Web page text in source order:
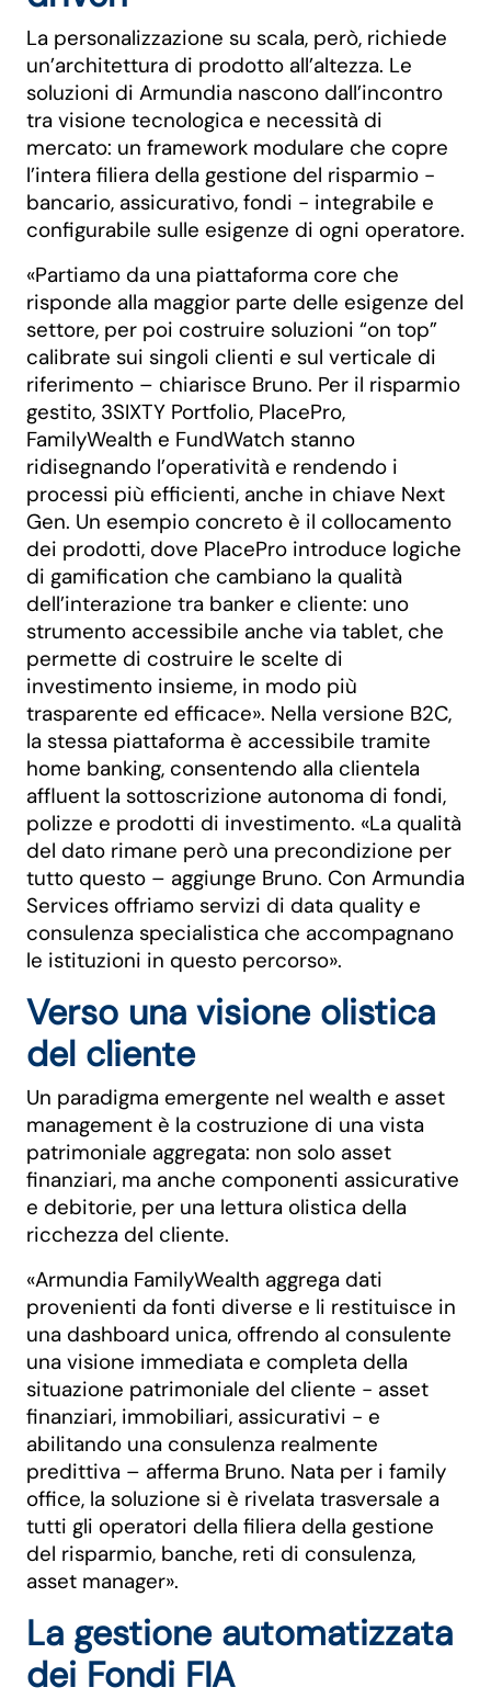
La personalizzazione su scala, però, richiede
un’architettura di prodotto all’altezza. Le
soluzioni di Armundia nascono dall’incontro
tra visione tecnologica e necessità di
mercato: un framework modulare che copre
l’intera filiera della gestione del risparmio -
bancario, assicurativo, fondi - integrabile e
configurabile sulle esigenze di ogni operatore.
«Partiamo da una piattaforma core che
risponde alla maggior parte delle esigenze del
settore, per poi costruire soluzioni “on top”
calibrate sui singoli clienti e sul verticale di
riferimento – chiarisce Bruno. Per il risparmio
gestito, 3SIXTY Portfolio, PlacePro,
FamilyWealth e FundWatch stanno
ridisegnando l’operatività e rendendo i
processi più efficienti, anche in chiave Next
Gen. Un esempio concreto è il collocamento
dei prodotti, dove PlacePro introduce logiche
di gamification che cambiano la qualità
dell’interazione tra banker e cliente: uno
strumento accessibile anche via tablet, che
permette di costruire le scelte di
investimento insieme, in modo più
trasparente ed efficace». Nella versione B2C,
la stessa piattaforma è accessibile tramite
home banking, consentendo alla clientela
affluent la sottoscrizione autonoma di fondi,
polizze e prodotti di investimento. «La qualità
del dato rimane però una precondizione per
tutto questo – aggiunge Bruno. Con Armundia
Services offriamo servizi di data quality e
consulenza specialistica che accompagnano
le istituzioni in questo percorso».
Verso una visione olistica
del cliente
Un paradigma emergente nel wealth e asset
management è la costruzione di una vista
patrimoniale aggregata: non solo asset
finanziari, ma anche componenti assicurative
e debitorie, per una lettura olistica della
ricchezza del cliente.
«Armundia FamilyWealth aggrega dati
provenienti da fonti diverse e li restituisce in
una dashboard unica, offrendo al consulente
una visione immediata e completa della
situazione patrimoniale del cliente - asset
finanziari, immobiliari, assicurativi - e
abilitando una consulenza realmente
predittiva – afferma Bruno. Nata per i family
office, la soluzione si è rivelata trasversale a
tutti gli operatori della filiera della gestione
del risparmio, banche, reti di consulenza,
asset manager».
La gestione automatizzata
dei Fondi FIA